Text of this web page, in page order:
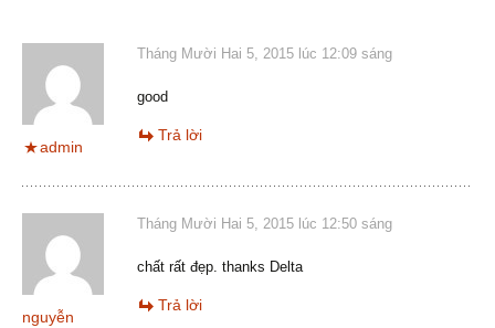
admin
Tháng Mười Hai 5, 2015 lúc 12:09 sáng
good
Trả lời
nguyễn
Tháng Mười Hai 5, 2015 lúc 12:50 sáng
chất rất đẹp. thanks Delta
Trả lời